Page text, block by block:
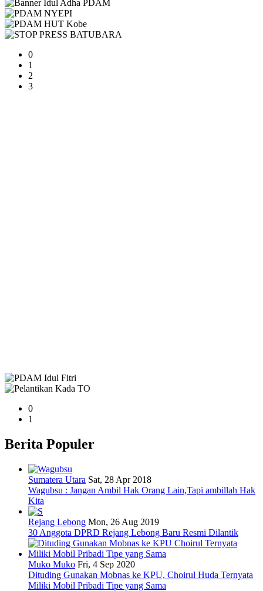
0
1
2
3
0
1
Berita Populer
Sumatera Utara Sat, 28 Apr 2018
Wagubsu : Jangan Ambil Hak Orang Lain,Tapi ambillah Hak
Kita
Rejang Lebong Mon, 26 Aug 2019
30 Anggota DPRD Rejang Lebong Baru Resmi Dilantik
Muko Muko Fri, 4 Sep 2020
Dituding Gunakan Mobnas ke KPU, Choirul Huda Ternyata
Miliki Mobil Pribadi Tipe yang Sama